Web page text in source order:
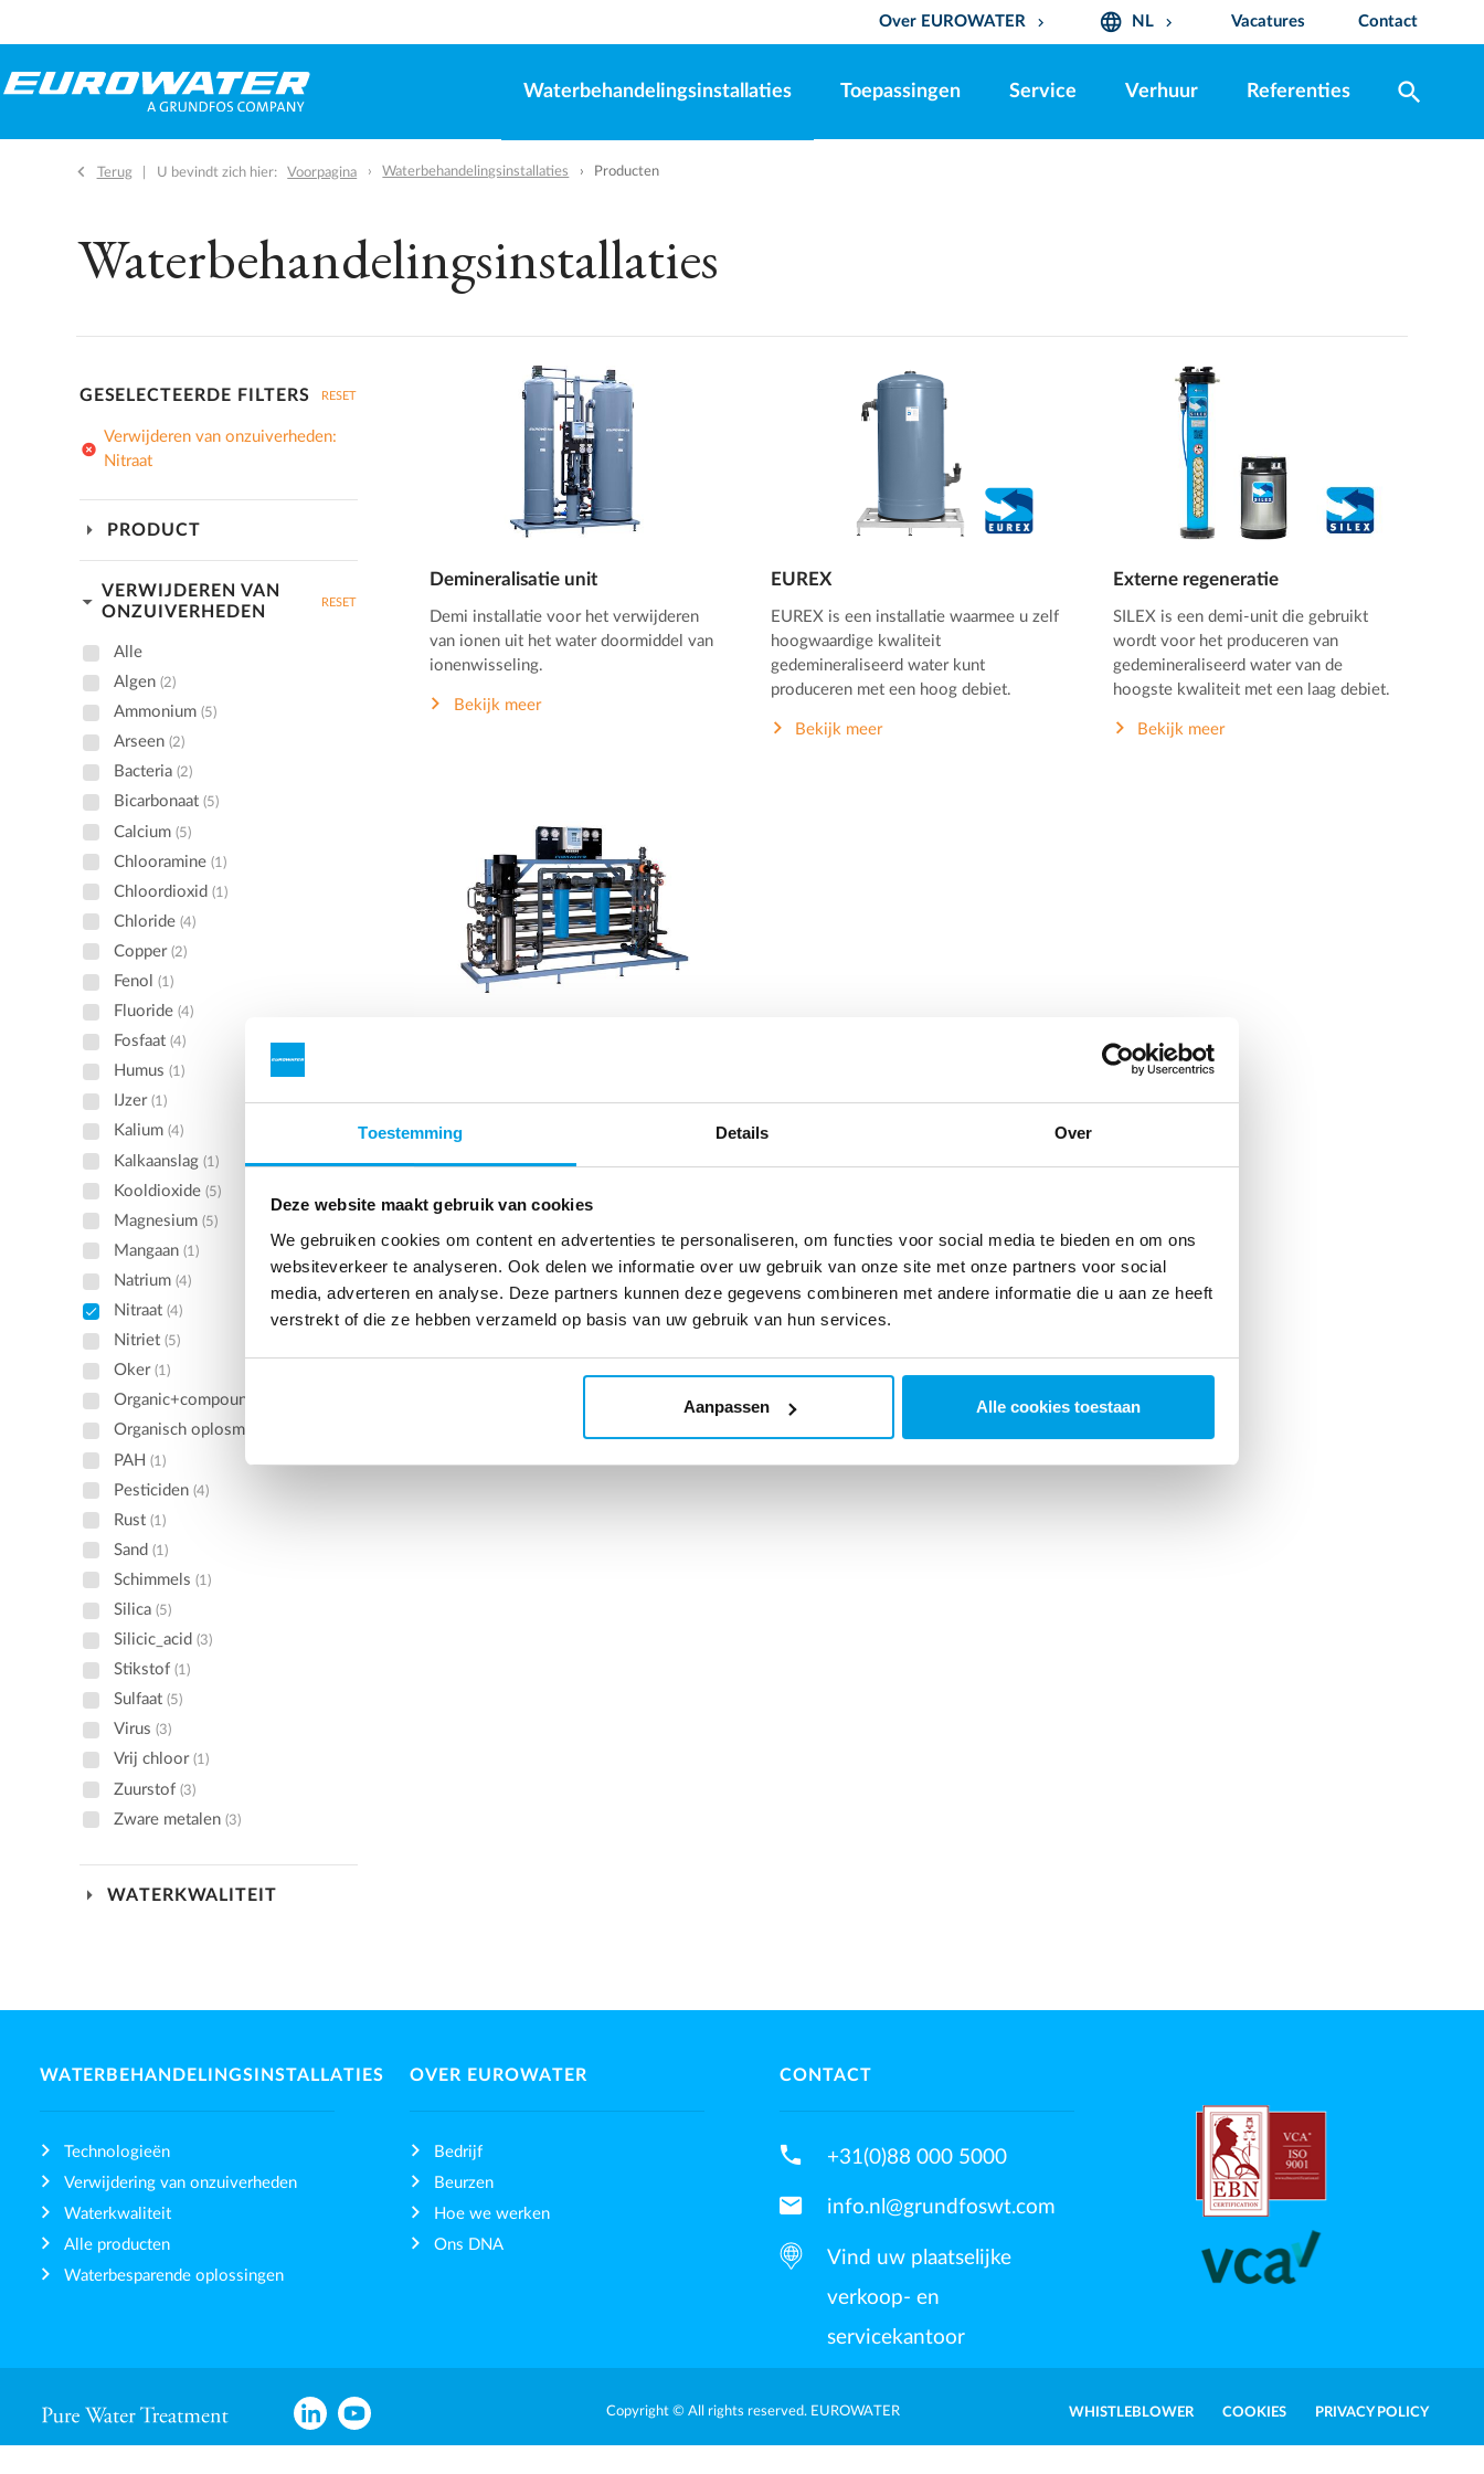
Toestemming Details Over
Deze website maakt gebruik van cookies
We gebruiken cookies om content en advertenties te personaliseren, om functies voor social media te bieden en om ons
websiteverkeer te analyseren. Ook delen we informatie over uw gebruik van onze site met onze partners voor social
media, adverteren en analyse. Deze partners kunnen deze gegevens combineren met andere informatie die u aan ze heeft
verstrekt of die ze hebben verzameld op basis van uw gebruik van hun services.
Aanpassen Alle cookies toestaan
Over EUROWATER keyboard_arrow_down language NL keyboard_arrow_down Vacatures Contact
Waterbehandelingsinstallaties Toepassingen Service Verhuur Referenties search
Terug U bevindt zich hier: Voorpagina Waterbehandelingsinstallaties Producten
Waterbehandelingsinstallaties
Demineralisatie unit
Demi installatie voor het verwijderen
van ionen uit het water doormiddel van
ionenwisseling.
Bekijk meer
EUREX
EUREX is een installatie waarmee u zelf
hoogwaardige kwaliteit
gedemineraliseerd water kunt
produceren met een hoog debiet.
Bekijk meer
Externe regeneratie
SILEX is een demi-unit die gebruikt
wordt voor het produceren van
gedemineraliseerd water van de
hoogste kwaliteit met een laag debiet.
Bekijk meer
hoogwaardige kwaliteit zonder gebruik
te maken van zoutzuur en
Bekijk meer
GESELECTEERDE FILTERS RESET
add_circle
Verwijderen van onzuiverheden:
Nitraat
arrow_drop_down PRODUCT
arrow_drop_down VERWIJDEREN VAN
ONZUIVERHEDEN
RESET
Alle
Algen(2)
Ammonium(5)
Arseen(2)
Bacteria(2)
Bicarbonaat(5)
Calcium(5)
Chlooramine(1)
Chloordioxid(1)
Chloride(4)
Copper(2)
Fenol(1)
Fluoride(4)
Fosfaat(4)
Humus(1)
IJzer(1)
Kalium(4)
Kalkaanslag(1)
Kooldioxide(5)
Magnesium(5)
Mangaan(1)
Natrium(4)
Nitraat(4)
Nitriet(5)
Oker(1)
Organic+compounds
Organisch oplosmidddel
PAH(1)
Pesticiden(4)
Rust(1)
Sand(1)
Schimmels(1)
Silica(5)
Silicic_acid(3)
Stikstof(1)
Sulfaat(5)
Virus(3)
Vrij chloor(1)
Zuurstof(3)
Zware metalen(3)
arrow_drop_down WATERKWALITEIT
WATERBEHANDELINGSINSTALLATIES
Technologieën
Verwijdering van onzuiverheden
Waterkwaliteit
Alle producten
Waterbesparende oplossingen
OVER EUROWATER
Bedrijf
Beurzen
Hoe we werken
Ons DNA
CONTACT
phone +31(0)88 000 5000
mail info.nl@grundfoswt.com
Vind uw plaatselijke
verkoop- en
servicekantoor
Copyright © All rights reserved. EUROWATER WHISTLEBLOWER COOKIES PRIVACY POLICY